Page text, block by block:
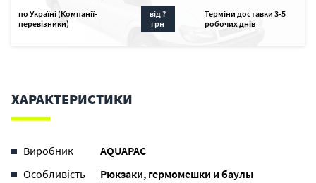
по Україні (Компанії-
перевізники)
від ?
грн
Терміни доставки 3-5
робочих днів
ХАРАКТЕРИСТИКИ
Виробник
AQUAPAC
Особливість
Рюкзаки, гермомешки и баулы